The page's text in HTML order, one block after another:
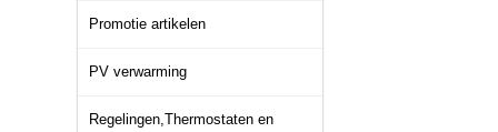
Promotie artikelen
PV verwarming
Regelingen,Thermostaten en